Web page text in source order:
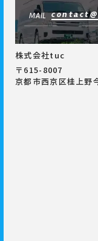
MAIL
株式会社tuc
〒615-8007
京都市西京区桂上野